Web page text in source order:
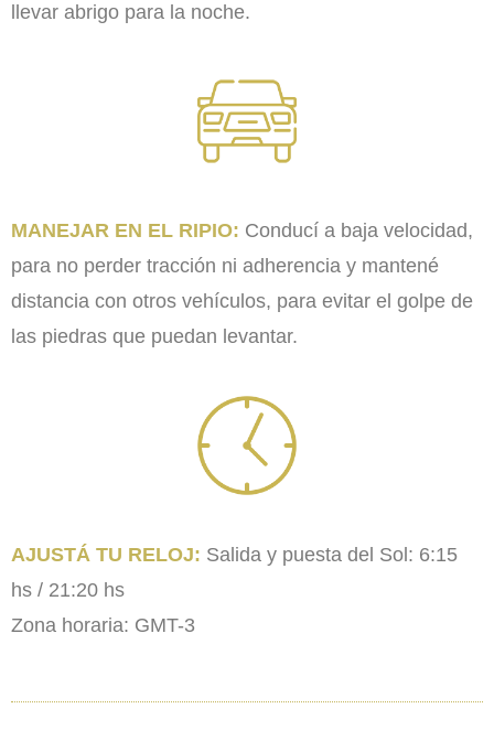
llevar abrigo para la noche.
MANEJAR EN EL RIPIO: Conducí a baja velocidad,
para no perder tracción ni adherencia y mantené
distancia con otros vehículos, para evitar el golpe de
las piedras que puedan levantar.
AJUSTÁ TU RELOJ: Salida y puesta del Sol: 6:15
hs / 21:20 hs
Zona horaria: GMT-3